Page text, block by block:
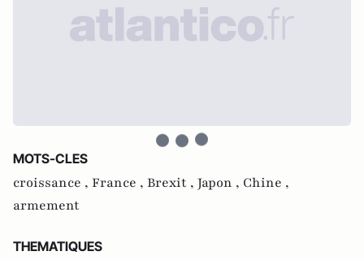
MOTS-CLES
croissance , France , Brexit , Japon , Chine ,
armement
THEMATIQUES